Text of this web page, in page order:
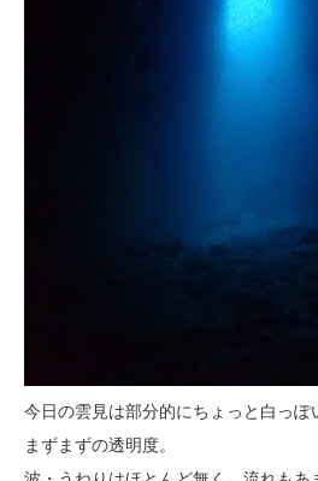
今日の雲見は部分的にちょっと白っぽ
まずまずの透明度。